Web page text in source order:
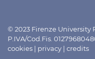
© 2023 Firenze University
P.IVA/Cod.Fis.
cookies | privacy | credits